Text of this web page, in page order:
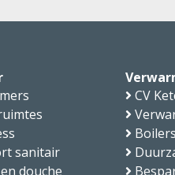
sanitair
douche
CV
Boilers